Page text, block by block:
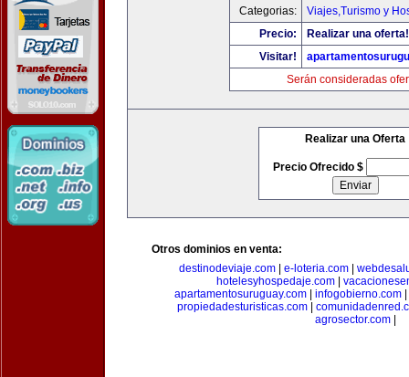
Categorias:
Viajes,Turismo y
Precio:
Realizar una oferta!
Visitar!
Serán consideradas
Realizar una Oferta
Precio Ofrecido $
Otros dominios en venta:
destinodeviaje.com
e-loteria.com
hotelesyhospedaje.com
apartamentosuruguay.com
infogobierno.com
propiedadesturisticas.com|
agrosector.com|